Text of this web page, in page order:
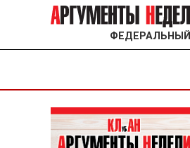
ФЕДЕРАЛЬНЫЙ